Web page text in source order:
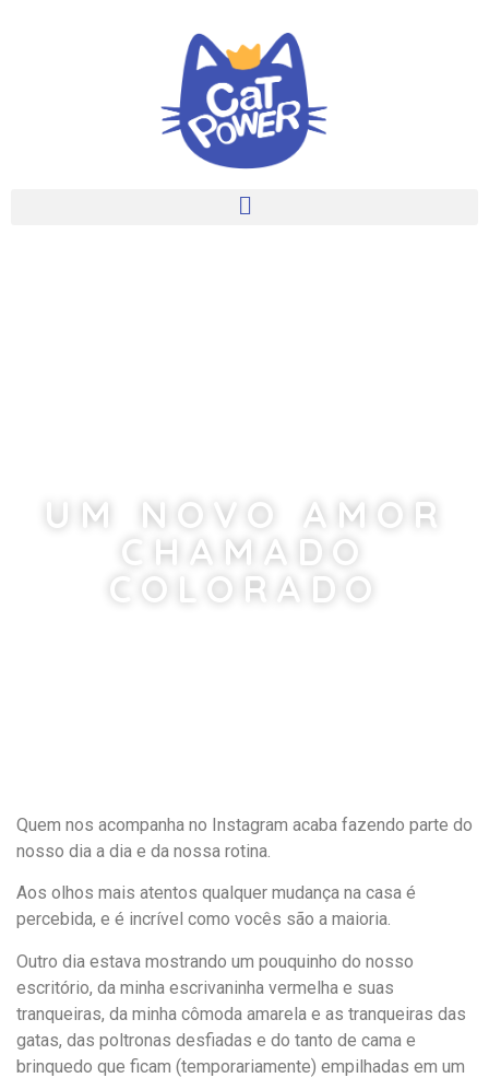
UM NOVO AMOR
CHAMADO
COLORADO
Quem nos acompanha no Instagram acaba fazendo parte do
nosso dia a dia e da nossa rotina.
Aos olhos mais atentos qualquer mudança na casa é
percebida, e é incrível como vocês são a maioria.
Outro dia estava mostrando um pouquinho do nosso
escritório, da minha escrivaninha vermelha e suas
tranqueiras, da minha cômoda amarela e as tranqueiras das
gatas, das poltronas desfiadas e do tanto de cama e
brinquedo que ficam (temporariamente) empilhadas em um